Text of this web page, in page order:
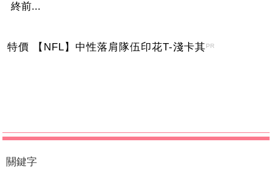
終前...
特價 【NFL】中性落肩隊伍印花T-淺卡其 PR
關鍵字